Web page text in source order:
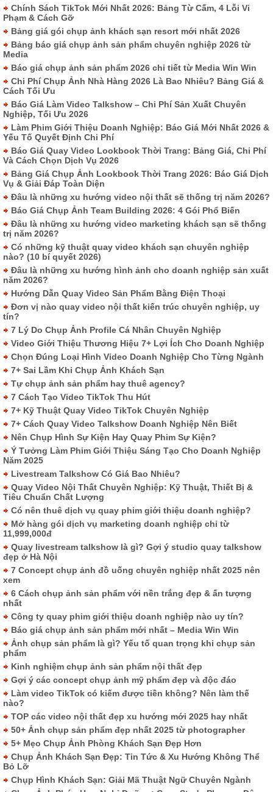
Chính Sách TikTok Mới Nhất 2026: Bảng Từ Cấm, 4 Lỗi Vi
Phạm & Cách Gỡ
Bảng giá gói chụp ảnh khách sạn resort mới nhất 2026
Bảng báo giá chụp ảnh sản phẩm chuyên nghiệp 2026 từ
Media
Báo giá chụp ảnh sản phẩm 2026 chi tiết từ Media Win Win
Chi Phí Chụp Ảnh Nhà Hàng 2026 Là Bao Nhiêu? Bảng Giá &
Cách Tối Ưu
Báo Giá Làm Video Talkshow – Chi Phí Sản Xuất Chuyên
Nghiệp, Tối Ưu 2026
Làm Phim Giới Thiệu Doanh Nghiệp: Báo Giá Mới Nhất 2026 &
Yếu Tố Quyết Định Chi Phí
Báo Giá Quay Video Lookbook Thời Trang: Bảng Giá, Chi Phí
Và Cách Chọn Dịch Vụ 2026
Bảng Giá Chụp Ảnh Lookbook Thời Trang 2026: Báo Giá Dịch
Vụ & Giải Đáp Toàn Diện
Đâu là những xu hướng video nội thất sẽ thống trị năm 2026?
Báo Giá Chụp Ảnh Team Building 2026: 4 Gói Phổ Biến
Đâu là những xu hướng video marketing khách sạn sẽ thống
trị năm 2026?
Có những kỹ thuật quay video khách sạn chuyên nghiệp
nào? (10 bí quyết 2026)
Đâu là những xu hướng hình ảnh cho doanh nghiệp sản xuất
năm 2026?
Hướng Dẫn Quay Video Sản Phẩm Bằng Điện Thoại
Đơn vị nào quay video nội thất kiến trúc chuyên nghiệp, uy
tín?
7 Lý Do Chụp Ảnh Profile Cá Nhân Chuyên Nghiệp
Video Giới Thiệu Thương Hiệu 7+ Lợi Ích Cho Doanh Nghiệp
Chọn Đúng Loại Hình Video Doanh Nghiệp Cho Từng Ngành
7+ Sai Lầm Khi Chụp Ảnh Khách Sạn
Tự chụp ảnh sản phẩm hay thuê agency?
7 Cách Tạo Video TikTok Thu Hút
7+ Kỹ Thuật Quay Video TikTok Chuyên Nghiệp
7+ Cách Quay Video Talkshow Doanh Nghiệp Nên Biết
Nên Chụp Hình Sự Kiện Hay Quay Phim Sự Kiện?
Ý Tưởng Làm Phim Giới Thiệu Sáng Tạo Cho Doanh Nghiệp
Năm 2025
Livestream Talkshow Có Giá Bao Nhiêu?
Quay Video Nội Thất Chuyên Nghiệp: Kỹ Thuật, Thiết Bị &
Tiêu Chuẩn Chất Lượng
Có nên thuê dịch vụ quay phim giới thiệu doanh nghiệp?
Mở hàng gói dịch vụ marketing doanh nghiệp chỉ từ
11,999,000đ
Quay livestream talkshow là gì? Gợi ý studio quay talkshow
đẹp ở Hà Nội
7 Concept chụp ảnh đồ uống chuyên nghiệp nhất 2025 nên
xem
6 Cách chụp ảnh sản phẩm với nền trắng đẹp & ấn tượng
nhất
Công ty quay phim giới thiệu doanh nghiệp nào uy tín?
Báo giá chụp ảnh sản phẩm mới nhất – Media Win Win
Ảnh chụp sản phẩm là gì? Yếu tố quan trọng khi chụp sản
phẩm
Kinh nghiệm chụp ảnh sản phẩm nội thất đẹp
Gợi ý các concept chụp ảnh mỹ phẩm đẹp và độc đáo
Làm video TikTok có kiếm được tiền không? Nên làm thế
nào?
TOP các video nội thất đẹp xu hướng mới 2025 hay nhất
50+ Ảnh chụp sản phẩm đẹp nhất 2025 từ photographer
5+ Mẹo Chụp Ảnh Phòng Khách Sạn Đẹp Hơn
Chụp Ảnh Khách Sạn Đẹp: Tin Tức & Xu Hướng Không Thể
Bỏ Lỡ
Chụp Hình Khách Sạn: Giải Mã Thuật Ngữ Chuyên Ngành